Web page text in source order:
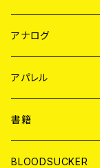
JAPAN
WORLD
アナログ
JAPAN
７EP
LP
WORLD
7EP
アパレル
JAPAN
T-shirt
WORLD
書籍
MAGAZINE
BLOODSUCKER